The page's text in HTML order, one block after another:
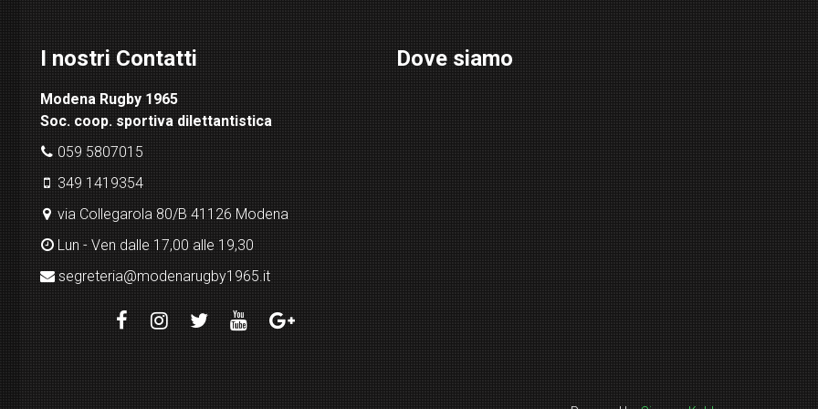
I nostri Contatti
Modena Rugby 1965
Soc. coop. sportiva dilettantistica
059 5807015
349 1419354
via Collegarola 80/B 41126 Modena
Lun - Ven dalle 17,00 alle 19,30
segreteria@modenarugby1965.it
Dove siamo